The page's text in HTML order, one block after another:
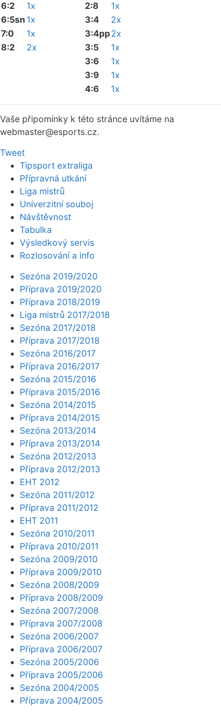
6:2
1x
6:5sn 1x
7:0
1x
8:2
2x
2:8
1x
3:4
2x
3:4pp2x
3:5
1x
3:6
1x
3:9
1x
4:6
1x
Vaše připomínky k této stránce uvítáme na
webmaster@esports.cz.
Tweet
Tipsport extraliga
Přípravná utkání
Liga mistrů
Univerzitní souboj
Návštěvnost
Tabulka
Výsledkový servis
Rozlosování a info
Sezóna 2019/2020
Příprava 2019/2020
Příprava 2018/2019
Liga mistrů 2017/2018
Sezóna 2017/2018
Příprava 2017/2018
Sezóna 2016/2017
Příprava 2016/2017
Sezóna 2015/2016
Příprava 2015/2016
Sezóna 2014/2015
Příprava 2014/2015
Sezóna 2013/2014
Příprava 2013/2014
Sezóna 2012/2013
Příprava 2012/2013
EHT 2012
Sezóna 2011/2012
Příprava 2011/2012
EHT 2011
Sezóna 2010/2011
Příprava 2010/2011
Sezóna 2009/2010
Příprava 2009/2010
Sezóna 2008/2009
Příprava 2008/2009
Sezóna 2007/2008
Příprava 2007/2008
Sezóna 2006/2007
Příprava 2006/2007
Sezóna 2005/2006
Příprava 2005/2006
Sezóna 2004/2005
Příprava 2004/2005